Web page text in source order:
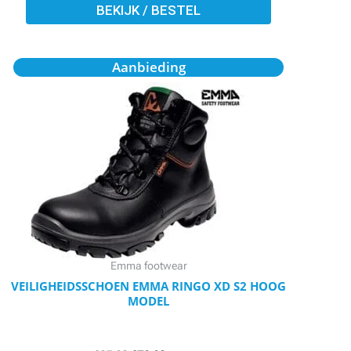
BEKIJK / BESTEL
Aanbieding
Emma footwear
VEILIGHEIDSSCHOEN EMMA RINGO XD S2 HOOG
MODEL
Oorspronkelijke
prijs
was:
€85,80.
Huidige
prijs
is:
€72,80.
Dit
product
heeft
meerdere
variaties.
Deze
optie
kan
gekozen
worden
op
de